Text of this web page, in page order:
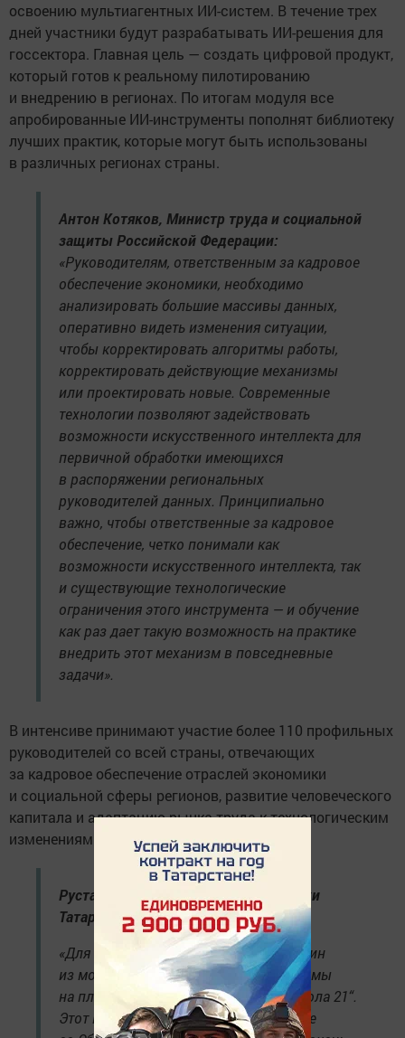
освоению мультиагентных ИИ-систем. В течение трех
дней участники будут разрабатывать ИИ-решения для
госсектора. Главная цель — создать цифровой продукт,
который готов к реальному пилотированию
и внедрению в регионах. По итогам модуля все
апробированные ИИ-инструменты пополнят библиотеку
лучших практик, которые могут быть использованы
в различных регионах страны.
Антон Котяков, Министр труда и социальной
защиты Российской Федерации:
«Руководителям, ответственным за кадровое
обеспечение экономики, необходимо
анализировать большие массивы данных,
оперативно видеть изменения ситуации,
чтобы корректировать алгоритмы работы,
корректировать действующие механизмы
или проектировать новые. Современные
технологии позволяют задействовать
возможности искусственного интеллекта для
первичной обработки имеющихся
в распоряжении региональных
руководителей данных. Принципиально
важно, чтобы ответственные за кадровое
обеспечение, четко понимали как
возможности искусственного интеллекта, так
и существующие технологические
ограничения этого инструмента — и обучение
как раз дает такую возможность на практике
внедрить этот механизм в повседневные
задачи».
В интенсиве принимают участие более 110 профильных
руководителей со всей страны, отвечающих
за кадровое обеспечение отраслей экономики
и социальной сферы регионов, развитие человеческого
капитала и адаптацию рынка труда к технологическим
изменениям.
Рустам Минниханов, Глава Республики
Татарстан:
«Для нас большая честь принимать один
из модулей образовательной программы
на площадке казанского кампуса „Школа 21“.
Этот проект реализован в партнерстве